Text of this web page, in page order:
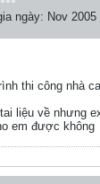
ngày: Nov 2005
thi công nhà
liệu về nhưng
em được không